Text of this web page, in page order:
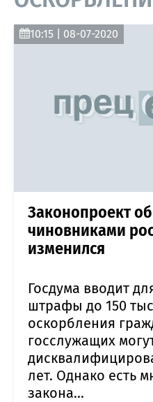
10:15 | 08-07-2020
Законопроект
чиновниками
изменился
Госдума вводит
штрафы до 150
оскорбления
госслужащих
лет. Однако есть
закона...